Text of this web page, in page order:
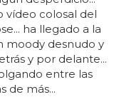
vídeo colosal del
ha llegado a la
moody desnudo y
y por delante...
entre las
de más...